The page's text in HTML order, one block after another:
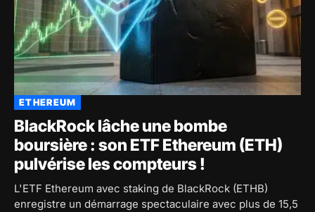
ETHEREUM
BlackRock lâche une bombe
boursière : son ETF Ethereum (ETH)
pulvérise les compteurs !
L'ETF Ethereum avec staking de BlackRock (ETHB)
enregistre un démarrage spectaculaire avec plus de 15,5